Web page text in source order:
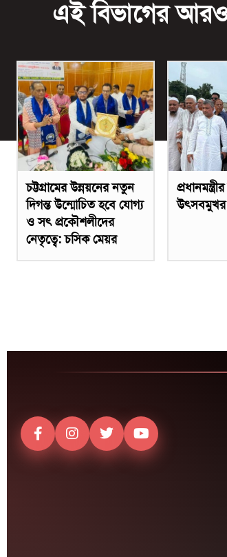
এই বিভাগের আরও
চট্টগ্রামের উন্নয়নের নতুন
দিগন্ত উন্মোচিত হবে যোগ্য
ও সৎ প্রকৌশলীদের
নেতৃত্বে: চসিক মেয়র
উৎসবমুখর